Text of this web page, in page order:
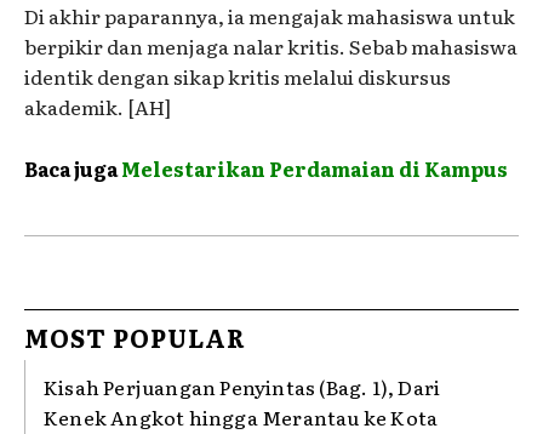
Di akhir paparannya, ia mengajak mahasiswa untuk
berpikir dan menjaga nalar kritis. Sebab mahasiswa
identik dengan sikap kritis melalui diskursus
akademik. [AH]
Baca jugaMelestarikan Perdamaian di Kampus
MOST POPULAR
Kisah Perjuangan Penyintas (Bag. 1), Dari
Kenek Angkot hingga Merantau ke Kota